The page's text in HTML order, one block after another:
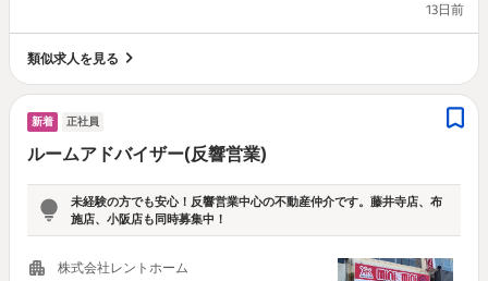
13日前
類似求人を見る
新着 正社員
ルームアドバイザー(反響営業)
未経験の方でも安心！反響営業中心の不動産仲介です。藤井寺店、布
施店、小阪店も同時募集中！
株式会社レントホーム